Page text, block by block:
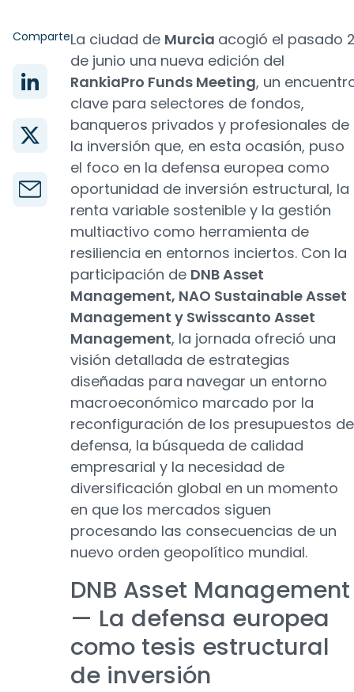
ComparteLa ciudad de Murcia acogió el pasado
de junio una nueva edición del
RankiaPro Funds Meeting, un
clave para selectores de fondos,
banqueros privados y profesionales de
la inversión que, en esta ocasión, puso
el foco en la defensa europea como
oportunidad de inversión estructural, la
renta variable sostenible y la gestión
multiactivo como herramienta de
resiliencia en entornos inciertos. Con la
participación de DNB Asset
Management, NAO Sustainable Asset
Management y Swisscanto Asset
Management, la jornada ofreció una
visión detallada de estrategias
diseñadas para navegar un entorno
macroeconómico marcado por la
reconfiguración de los presupuestos de
defensa, la búsqueda de calidad
empresarial y la necesidad de
diversificación global en un momento
en que los mercados siguen
procesando las consecuencias de un
nuevo orden geopolítico mundial.
DNB Asset Management
— La defensa europea
como tesis estructural
de inversión